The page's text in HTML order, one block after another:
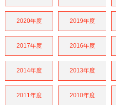
2020年度 2019年度
2017年度 2016年度
2014年度 2013年度
2011年度 2010年度